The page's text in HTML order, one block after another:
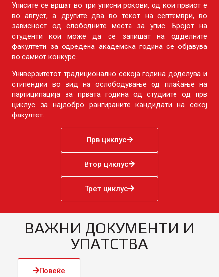
Уписите се вршат во три уписни рокови, од кои првиот е
во август, а другите два во текот на септември, во
зависност од слободните места за упис. Бројот на
студенти кои може да се запишат на одделните
факултети за одредена академска година се објавува
во самиот конкурс.
Универзитетот традиционално секоја година доделува и
стипендии во вид на ослободување од плаќање на
партиципација за првата година од студиите од прв
циклус за најдобро рангираните кандидати на секој
факултет.
Прв циклус
Втор циклус
Трет циклус
ВАЖНИ ДОКУМЕНТИ И
УПАТСТВА
Повеќе